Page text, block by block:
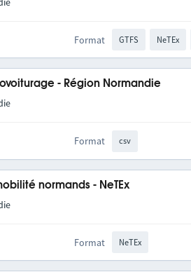
Format GTFS NeTEx
- Région Normandie
Format csv
normands - NeTEx
Format NeTEx